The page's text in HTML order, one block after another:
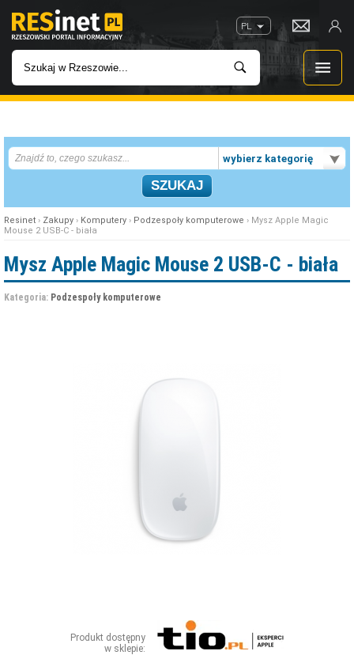
PL
INWESTYCJE
IMPREZY
W KINACH
wybierz kategorię
Resinet › Zakupy › Komputery › Podzespoły komputerowe › Mysz Apple Magic
Mouse 2 USB-C - biała
Mysz Apple Magic Mouse 2 USB-C - biała
Kategoria: Podzespoły komputerowe
Produkt dostępny
w sklepie: